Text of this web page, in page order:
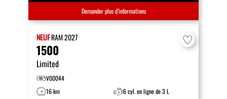
Demander plus d’informations
NEUFRAM2027
1500
Limited
V00044
16 km
6 cyl. en ligne de 3 L